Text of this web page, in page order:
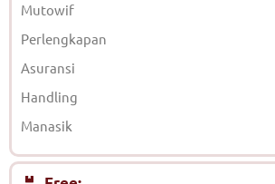
Mutowif
Perlengkapan
Asuransi
Handling
Manasik